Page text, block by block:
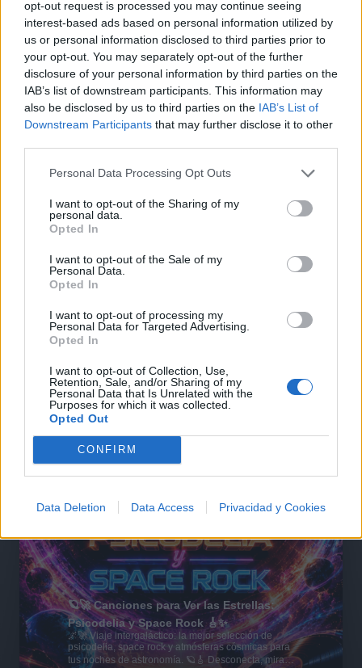
opt-out request is processed you may continue seeing
interest-based ads based on personal information utilized by
us or personal information disclosed to third parties prior to
your opt-out. You may separately opt-out of the further
disclosure of your personal information by third parties on the
IAB’s list of downstream participants. This information may
also be disclosed by us to third parties on the IAB’s List of
Downstream Participants that may further disclose it to other
Personal Data Processing Opt Outs
I want to opt-out of the Sharing of my
personal data.
Opted In
I want to opt-out of the Sale of my
Personal Data.
Opted In
I want to opt-out of processing my
Personal Data for Targeted Advertising.
Opted In
I want to opt-out of Collection, Use,
Retention, Sale, and/or Sharing of my
Personal Data that Is Unrelated with the
Purposes for which it was collected.
Opted Out
CONFIRM
Data Deletion Data Access Privacidad y Cookies
@musicapuntocom
🪐🚀 Canciones para Ver las Estrellas:
Psicodelia y Space Rock 🎸✨
🌌🚀 Viaje intergaláctico: la mejor selección de
psicodelia, space rock y atmósferas cósmicas para
tus noches de astronomía. 🪐🎸 Desconecta, mira